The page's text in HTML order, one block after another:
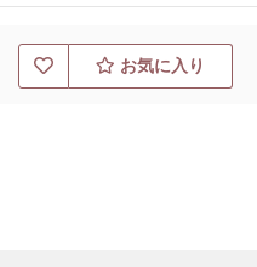
お気に入り